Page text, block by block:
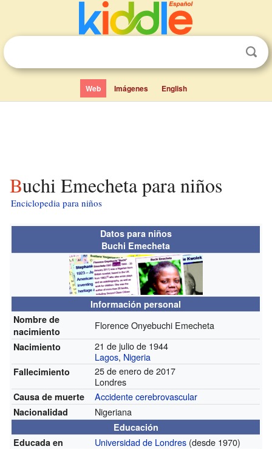
Web Imágenes English
Buchi Emecheta para niños
Enciclopedia para niños
Datos para niños
Buchi Emecheta
Información personal
Nombre de
nacimiento
Florence Onyebuchi Emecheta
Nacimiento
21 de julio de 1944
Lagos, Nigeria
Fallecimiento
25 de enero de 2017
Londres
Causa de muerte Accidente cerebrovascular
Nacionalidad Nigeriana
Educación
Educada en
Universidad de Londres (desde 1970)